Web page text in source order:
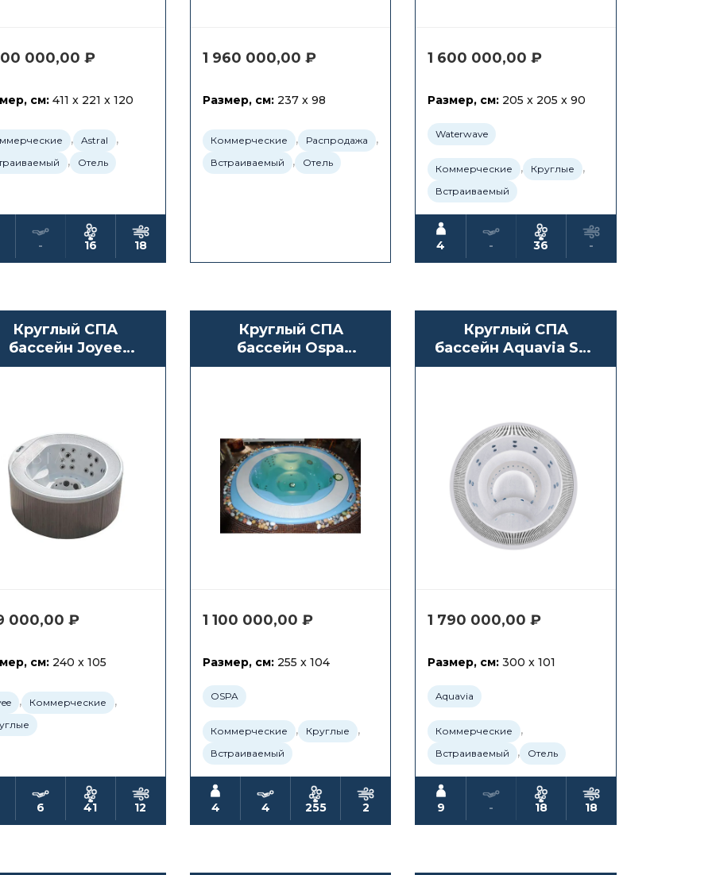
000,00 ₽
см:411 x 221 x 120
, Astral ,
, Отель
- 16 18
1 960 000,00 ₽
Размер, см:237 x 98
Коммерческие , Распродажа ,
Встраиваемый , Отель
1 600 000,00₽
Размер, см: 205 x 205 x 90
Waterwave
Коммерческие , Круглые ,
Встраиваемый
4 - 36 -
Круглый СПА
бассейн Joyee
Melbourne
000,00 ₽
см:240 x 105
, Коммерческие ,
6 41 12
Круглый СПА
бассейн Ospa
Alicante
1 100 000,00 ₽
Размер, см:255 x 104
OSPA
Коммерческие , Круглые ,
Встраиваемый
4 4 255 2
Круглый СПА
бассейн Aquavia Spa
Bali
1 790 000,00₽
Размер, см: 300 x 101
Aquavia
Коммерческие ,
Встраиваемый , Отель
9 - 18 18